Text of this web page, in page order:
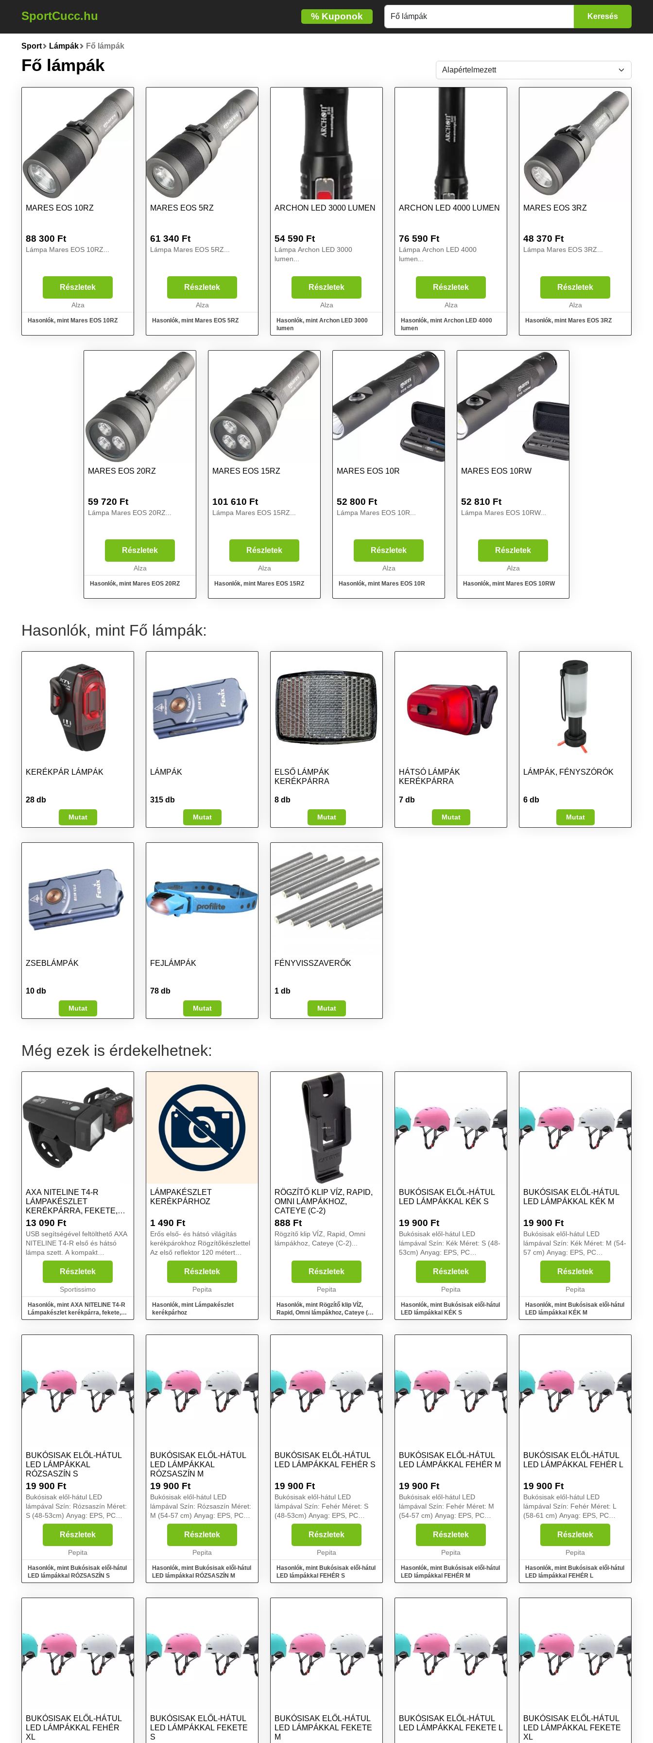
SportCucc.hu %Kuponok
Sport Lámpák Fő lámpák
Fő lámpák
MARES EOS 10RZ
88 300 Ft
Lámpa Mares EOS 10RZ...
Részletek
Alza
Hasonlók, mint Mares EOS 10RZ
MARES EOS 5RZ
61 340 Ft
Lámpa Mares EOS 5RZ...
Részletek
Alza
Hasonlók, mint Mares EOS 5RZ
ARCHON LED 3000 LUMEN
54 590 Ft
Lámpa Archon LED 3000
lumen...
Részletek
Alza
Hasonlók, mint Archon LED 3000
lumen
ARCHON LED 4000 LUMEN
76 590 Ft
Lámpa Archon LED 4000
lumen...
Részletek
Alza
Hasonlók, mint Archon LED 4000
lumen
MARES EOS 3RZ
48 370 Ft
Lámpa Mares EOS 3RZ...
Részletek
Alza
Hasonlók, mint Mares EOS 3RZ
MARES EOS 20RZ
59 720 Ft
Lámpa Mares EOS 20RZ...
Részletek
Alza
Hasonlók, mint Mares EOS 20RZ
MARES EOS 15RZ
101 610 Ft
Lámpa Mares EOS 15RZ...
Részletek
Alza
Hasonlók, mint Mares EOS 15RZ
MARES EOS 10R
52 800 Ft
Lámpa Mares EOS 10R...
Részletek
Alza
Hasonlók, mint Mares EOS 10R
MARES EOS 10RW
52 810 Ft
Lámpa Mares EOS 10RW...
Részletek
Alza
Hasonlók, mint Mares EOS 10RW
Hasonlók, mint Fő lámpák:
KERÉKPÁR LÁMPÁK
28 db
Mutat
LÁMPÁK
315 db
Mutat
ELSŐ LÁMPÁK
KERÉKPÁRRA
8 db
Mutat
HÁTSÓ LÁMPÁK
KERÉKPÁRRA
7 db
Mutat
LÁMPÁK, FÉNYSZÓRÓK
6 db
Mutat
ZSEBLÁMPÁK
10 db
Mutat
FEJLÁMPÁK
78 db
Mutat
FÉNYVISSZAVERŐK
1 db
Mutat
Még ezek is érdekelhetnek:
AXA NITELINE T4-R
LÁMPAKÉSZLET
KERÉKPÁRRA, FEKETE,
MÉRET
13 090 Ft
USB segítségével feltölthető AXA
NITELINE T4-R első és hátsó
lámpa szett. A kompakt
kiszerelésben elől 1 LED dióda
rejtőzködik, hátul pedig 4 LED
dióda található, mindkét esetben
nagy teljesítményű, h...
Részletek
Sportissimo
Hasonlók, mint AXA NITELINE T4-R
Lámpakészlet kerékpárra, fekete,
méret
LÁMPAKÉSZLET
KERÉKPÁRHOZ
1 490 Ft
Erős első- és hátsó világítás
kerékpárokhoz Rögzítőkészlettel
Az első reflektor 120 métert
képes bevilágítani Lámpakészlet
kerékpárhoz A kerékpározás egy
veszélyes dolog, főleg a
nedvesebb, c...
Részletek
Pepita
Hasonlók, mint Lámpakészlet
kerékpárhoz
RÖGZÍTŐ KLIP VÍZ, RAPID,
OMNI LÁMPÁKHOZ,
CATEYE (C-2)
888 Ft
Rögzítő klip VÍZ, Rapid, Omni
lámpákhoz, Cateye (C-2)...
Részletek
Pepita
Hasonlók, mint Rögzítő klip VÍZ,
Rapid, Omni lámpákhoz, Cateye (C-
2)
BUKÓSISAK ELŐL-HÁTUL
LED LÁMPÁKKAL KÉK S
19 900 Ft
Bukósisak elől-hátul LED
lámpával Szín: Kék Méret: S (48-
53cm) Anyag: EPS, PC
Első/hátsó lámpa: 150A/314A
Akkumulátor teljesítmény:
750mAh Akkumulátor anyaga
Beépített: Li-Polymer
Részletek
Pepita
Hasonlók, mint Bukósisak elől-hátul
LED lámpákkal KÉK S
BUKÓSISAK ELŐL-HÁTUL
LED LÁMPÁKKAL KÉK M
19 900 Ft
Bukósisak elől-hátul LED
lámpával Szín: Kék Méret: M (54-
57 cm) Anyag: EPS, PC
Első/hátsó lámpa: 150A/314A
Akkumulátor teljesítmény:
750mAh Akkumulátor anyaga
Beépített: Li-Polymer
Részletek
Pepita
Hasonlók, mint Bukósisak elől-hátul
LED lámpákkal KÉK M
BUKÓSISAK ELŐL-HÁTUL
LED LÁMPÁKKAL
RÓZSASZÍN S
19 900 Ft
Bukósisak elől-hátul LED
lámpával Szín: Rózsaszín Méret:
S (48-53cm) Anyag: EPS, PC
Első/hátsó lámpa: 150A/314A
Akkumulátor teljesítmény:
750mAh Akkumulátor anyaga
Beépített: Li-Polymer
Részletek
Pepita
Hasonlók, mint Bukósisak elől-hátul
LED lámpákkal RÓZSASZÍN S
BUKÓSISAK ELŐL-HÁTUL
LED LÁMPÁKKAL
RÓZSASZÍN M
19 900 Ft
Bukósisak elől-hátul LED
lámpával Szín: Rózsaszín Méret:
M (54-57 cm) Anyag: EPS, PC
Első/hátsó lámpa: 150A/314A
Akkumulátor teljesítmény:
750mAh Akkumulátor anyaga
Beépített: Li-Polymer
Részletek
Pepita
Hasonlók, mint Bukósisak elől-hátul
LED lámpákkal RÓZSASZÍN M
BUKÓSISAK ELŐL-HÁTUL
LED LÁMPÁKKAL FEHÉR S
19 900 Ft
Bukósisak elől-hátul LED
lámpával Szín: Fehér Méret: S
(48-53cm) Anyag: EPS, PC
Első/hátsó lámpa: 150A/314A
Akkumulátor teljesítmény:
750mAh Akkumulátor anyaga
Beépített: Li-Polymer
Részletek
Pepita
Hasonlók, mint Bukósisak elől-hátul
LED lámpákkal FEHÉR S
BUKÓSISAK ELŐL-HÁTUL
LED LÁMPÁKKAL FEHÉR M
19 900 Ft
Bukósisak elől-hátul LED
lámpával Szín: Fehér Méret: M
(54-57 cm) Anyag: EPS, PC
Első/hátsó lámpa: 150A/314A
Akkumulátor teljesítmény:
750mAh Akkumulátor anyaga
Beépített: Li-Polymer
Részletek
Pepita
Hasonlók, mint Bukósisak elől-hátul
LED lámpákkal FEHÉR M
BUKÓSISAK ELŐL-HÁTUL
LED LÁMPÁKKAL FEHÉR L
19 900 Ft
Bukósisak elől-hátul LED
lámpával Szín: Fehér Méret: L
(58-61 cm) Anyag: EPS, PC
Első/hátsó lámpa: 150A/314A
Akkumulátor teljesítmény:
750mAh Akkumulátor anyaga
Beépített: Li-Polymer
Részletek
Pepita
Hasonlók, mint Bukósisak elől-hátul
LED lámpákkal FEHÉR L
BUKÓSISAK ELŐL-HÁTUL
LED LÁMPÁKKAL FEHÉR
XL
BUKÓSISAK ELŐL-HÁTUL
LED LÁMPÁKKAL FEKETE
S
BUKÓSISAK ELŐL-HÁTUL
LED LÁMPÁKKAL FEKETE
M
BUKÓSISAK ELŐL-HÁTUL
LED LÁMPÁKKAL FEKETE L
BUKÓSISAK ELŐL-HÁTUL
LED LÁMPÁKKAL FEKETE
XL